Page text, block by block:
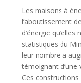
Les maisons à
l’aboutissement
d’énergie
statistiques du
leur nombre a
témoignant d’une
Ces